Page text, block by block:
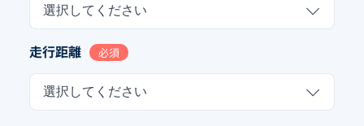
選択してください
走行距離 必須
選択してください